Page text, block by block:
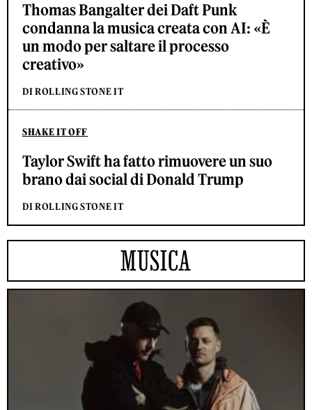
Thomas Bangalter dei Daft Punk
condanna la musica creata con AI: «È
un modo per saltare il processo
creativo»
DI ROLLING STONE IT
SHAKE IT OFF
Taylor Swift ha fatto rimuovere un suo
brano dai social di Donald Trump
DI ROLLING STONE IT
MUSICA